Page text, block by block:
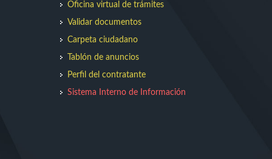
Oficina virtual de trámites
Validar documentos
Carpeta ciudadano
Tablón de anuncios
Perfil del contratante
Sistema Interno de Información